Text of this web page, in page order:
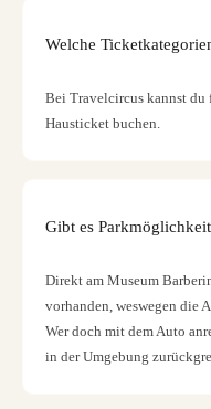
Welche
Bei Travelcircus kannst du
Hausticket buchen.
Gibt es
Direkt am Museum
vorhanden, weswegen die
Wer doch mit dem Auto
in der Umgebung